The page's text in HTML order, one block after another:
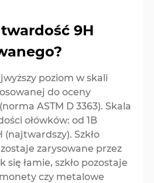
9H
poziom w skali
do oceny
ASTM D 3363). Skala
ołówków: od 1B
(najtwardszy). Szkło
zarysowane przez
się łamie, szkło pozostaje
czy metalowe